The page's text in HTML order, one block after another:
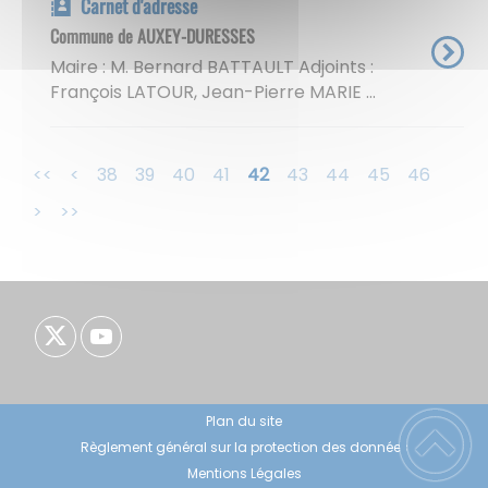
Commune de AUXEY-DURESSES
Maire : M. Bernard BATTAULT Adjoints :
François LATOUR, Jean-Pierre MARIE ...
<< < 38 39 40 41 42 43 44 45
46
>
>>
Plan du site
Règlement général sur la protection des données
Mentions Légales